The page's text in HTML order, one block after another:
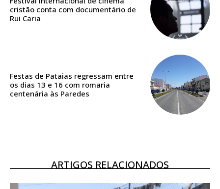
Acesso ao conteúdo online
Acesso aos conteúdos Exclusivos para
cristão conta com documentário de
Rui Caria
Festas de Pataias regressam entre
os dias 13 e 16 com romaria
centenária às Paredes
ARTIGOS RELACIONADOS